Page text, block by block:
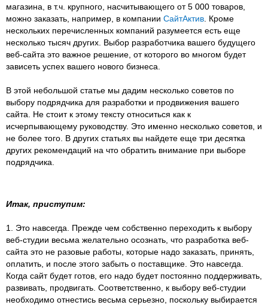
магазина, в т.ч. крупного, насчитывающего от 5 000 товаров,
можно заказать, например, в компании СайтАктив . Кроме
нескольких перечисленных компаний разумеется есть еще
несколько тысяч других. Выбор разработчика вашего будущего
веб-сайта это важное решение, от которого во многом будет
зависеть успех вашего нового бизнеса.
В этой небольшой статье мы дадим несколько советов по
выбору подрядчика для разработки и продвижения вашего
сайта. Не стоит к этому тексту относиться как к
исчерпывающему руководству. Это именно несколько советов, и
не более того. В других статьях вы найдете еще три десятка
других рекомендаций на что обратить внимание при выборе
подрядчика.
Итак, приступим:
1. Это навсегда. Прежде чем собственно переходить к выбору
веб-студии весьма желательно осознать, что разработка веб-
сайта это не разовые работы, которые надо заказать, принять,
оплатить, и после этого забыть о поставщике. Это навсегда.
Когда сайт будет готов, его надо будет постоянно поддерживать,
развивать, продвигать. Соответственно, к выбору веб-студии
необходимо отнестись весьма серьезно, поскольку выбирается